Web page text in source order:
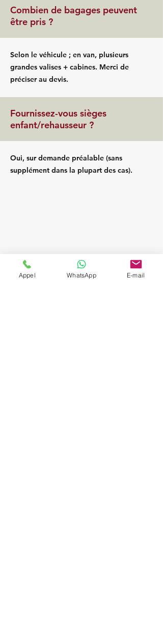
Combien de bagages peuvent
être pris ?
Selon le véhicule ; en van, plusieurs
grandes valises + cabines. Merci de
préciser au devis.
Fournissez-vous sièges
enfant/rehausseur ?
Oui, sur demande préalable (sans
supplément dans la plupart des cas).
Appel WhatsApp E-mail